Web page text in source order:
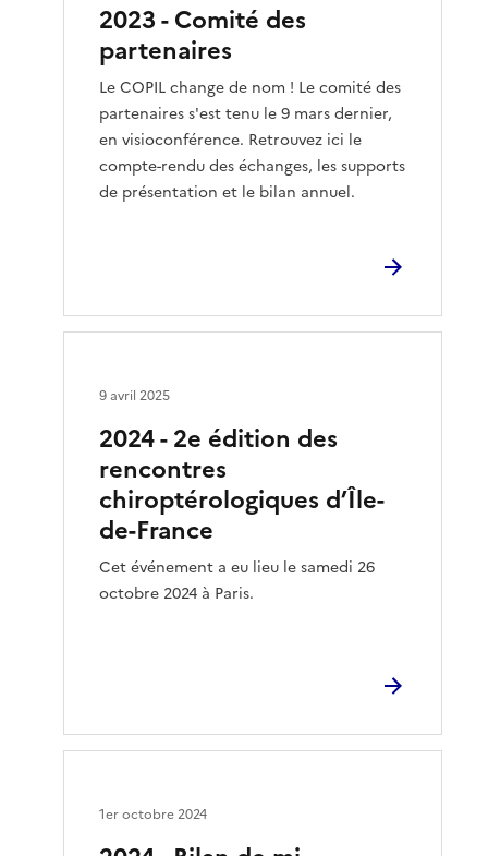
2023 - Comité des
partenaires
Le COPIL change de nom ! Le comité des
partenaires s'est tenu le 9 mars dernier,
en visioconférence. Retrouvez ici le
compte-rendu des échanges, les supports
de présentation et le bilan annuel.
2024 - 2e édition des
rencontres
chiroptérologiques d’Île-
de-France
Cet événement a eu lieu le samedi 26
octobre 2024 à Paris.
9 avril 2025
1er octobre 2024